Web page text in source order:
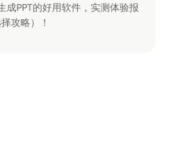
成PPT的好用软件，实测体验报
攻略）！